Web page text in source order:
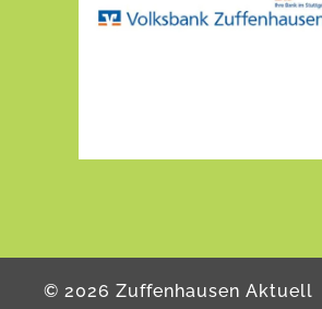
© 2026 Zuffenhausen Aktuell